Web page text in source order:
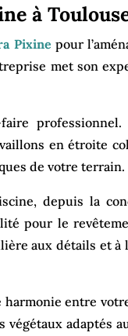
à
Pixine pour
met son
en étroite
de votre terrain.
depuis la
pour le
aux détails et
harmonie entre
végétaux adaptés